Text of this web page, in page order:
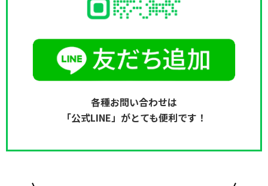
各種お問い合わせは
「公式LINE」がとても便利です！